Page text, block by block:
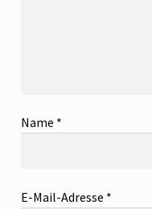
Name *
E-Mail-Adresse *